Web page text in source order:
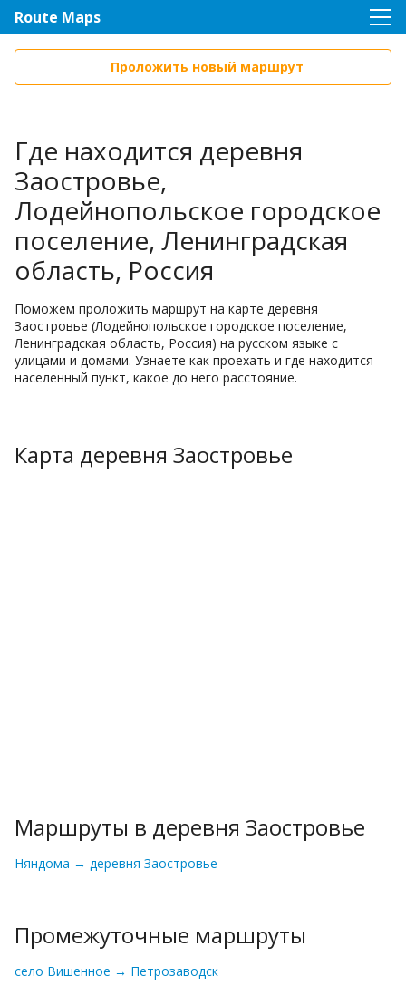
Route Maps
Проложить новый маршрут
Где находится деревня
Заостровье,
Лодейнопольское городское
поселение, Ленинградская
область, Россия
Поможем проложить маршрут на карте деревня
Заостровье (Лодейнопольское городское поселение,
Ленинградская область, Россия) на русском языке с
улицами и домами. Узнаете как проехать и где находится
населенный пункт, какое до него расстояние.
Карта деревня Заостровье
Маршруты в деревня Заостровье
Няндома → деревня Заостровье
Промежуточные маршруты
село Вишенное → Петрозаводск